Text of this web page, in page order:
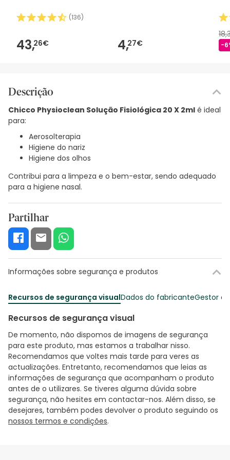
(136)
43,26€ 4,27€ -
Descrição
Chicco Physioclean Solução Fisiológica 20 X 2ml é ideal
para:
Aerosolterapia
Higiene do nariz
Higiene dos olhos
Contribui para a limpeza e o bem-estar, sendo adequado
para a higiene nasal.
Partilhar
Informações sobre segurança e produtos
Recursos de segurança visualDados do fabricanteGestor
Recursos de segurança visual
De momento, não dispomos de imagens de segurança
para este produto, mas estamos a trabalhar nisso.
Recomendamos que voltes mais tarde para veres as
actualizações. Entretanto, recomendamos que leias as
informações de segurança que acompanham o produto
antes de o utilizares. Se tiveres alguma dúvida sobre
segurança, não hesites em contactar-nos. Além disso, se
desejares, também podes devolver o produto seguindo os
nossos termos e condições.